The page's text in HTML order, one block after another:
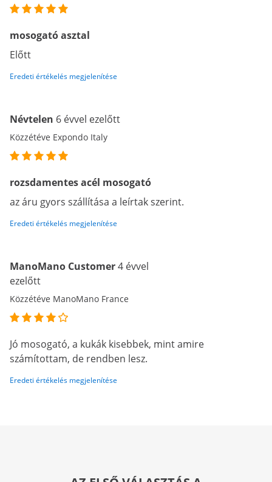
mosogató asztal
Előtt
Eredeti értékelés megjelenítése
Névtelen 6 évvel ezelőtt
Közzétéve Expondo Italy
rozsdamentes acél mosogató
az áru gyors szállítása a leírtak szerint.
Eredeti értékelés megjelenítése
ManoMano Customer4 évvel
ezelőtt
Közzétéve ManoMano France
Jó mosogató, a kukák kisebbek, mint amire
számítottam, de rendben lesz.
Eredeti értékelés megjelenítése